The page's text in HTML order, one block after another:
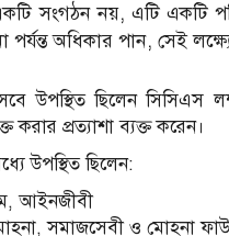
সংগঠন নয়, এটি একটি
অধিকার পান, সেই
উপস্থিত ছিলেন সিসিএস
করার প্রত্যাশা ব্যক্ত করেন।
উপস্থিত ছিলেন:
আইনজীবী
সমাজসেবী ও মোহনা